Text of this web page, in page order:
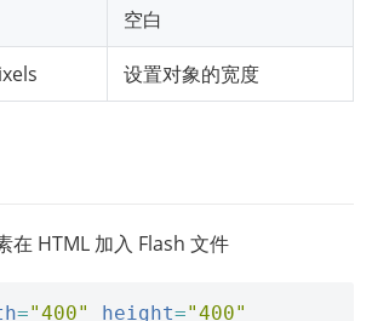
空白
设置对象的宽度
在 HTML 加入 Flash 文件
="400" height="400"